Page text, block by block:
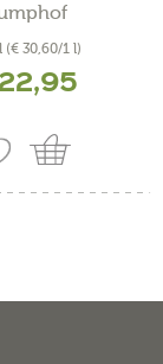
(€ 30,60/1 l)